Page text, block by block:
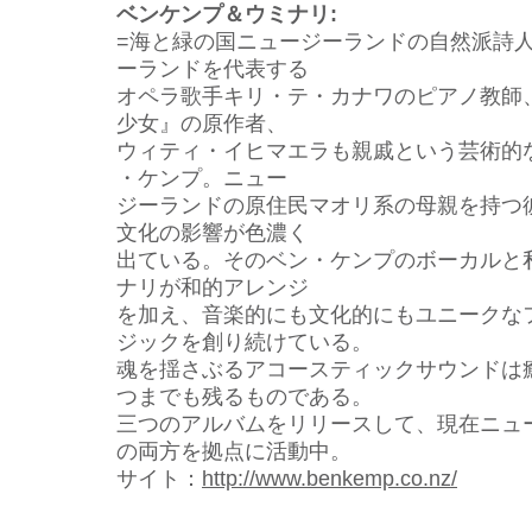
ベンケンプ＆ウミナリ:
=海と緑の国ニュージーランドの自然派詩
ーランドを代表する
オペラ歌手キリ・テ・カナワのピアノ教師
少女』の原作者、
ウィティ・イヒマエラも親戚という芸術的
・ケンプ。ニュー
ジーランドの原住民マオリ系の母親を持つ
文化の影響が色濃く
出ている。そのベン・ケンプのボーカルと
ナリが和的アレンジ
を加え、音楽的にも文化的にもユニークな
ジック を創り続けている。
魂を揺さぶるアコースティックサウンドは
つまでも残るものである。
三つのアルバムをリリースして、現在ニュ
の両方を拠点に活動中。
サイト： http://www.benkemp.co.nz/